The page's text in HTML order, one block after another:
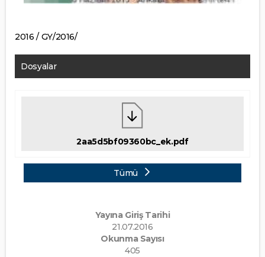
2016 / GY/2016/
Dosyalar
2aa5d5bf09360bc_ek.pdf
Tümü
Yayına Giriş Tarihi
21.07.2016
Okunma Sayısı
405